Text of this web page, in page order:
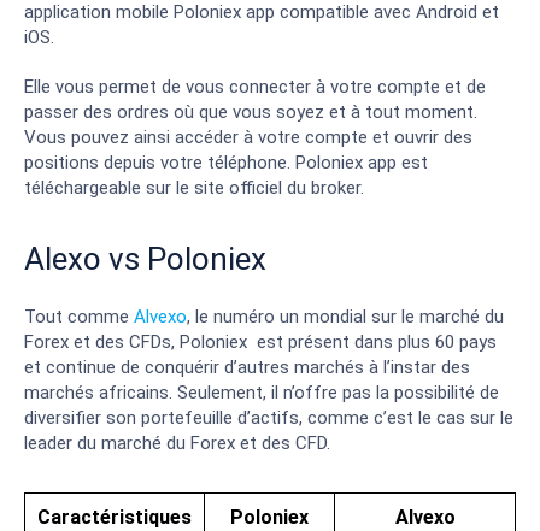
application mobile Poloniex app compatible avec Android et
iOS.
Elle vous permet de vous connecter à votre compte et de
passer des ordres où que vous soyez et à tout moment.
Vous pouvez ainsi accéder à votre compte et ouvrir des
positions depuis votre téléphone. Poloniex app est
téléchargeable sur le site officiel du broker.
Alexo vs Poloniex
Tout comme Alvexo, le numéro un mondial sur le marché du
Forex et des CFDs, Poloniex est présent dans plus 60 pays
et continue de conquérir d’autres marchés à l’instar des
marchés africains. Seulement, il n’offre pas la possibilité de
diversifier son portefeuille d’actifs, comme c’est le cas sur le
leader du marché du Forex et des CFD.
Caractéristiques Poloniex Alvexo